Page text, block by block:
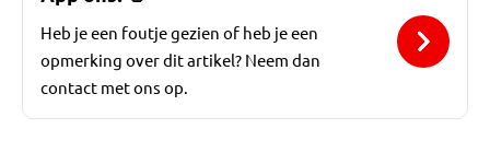
Heb je een foutje gezien of heb je een
opmerking over dit artikel? Neem dan
contact met ons op.